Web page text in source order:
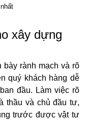
xây dựng
rành mạch và rõ
quý khách hàng dễ
đầu. Làm việc rõ
thầu và chủ đầu tư,
trước được vật tư